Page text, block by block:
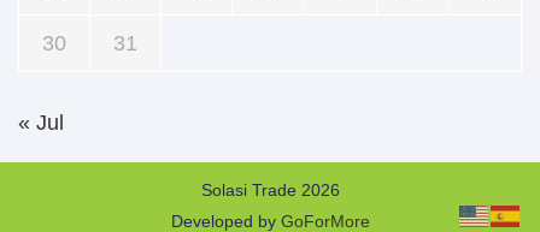
30 31
« Jul
Solasi Trade 2026
Developed by GoForMore